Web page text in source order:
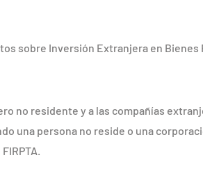
sobre Inversión Extranjera en
no residente y a las compañías
una persona no reside o una